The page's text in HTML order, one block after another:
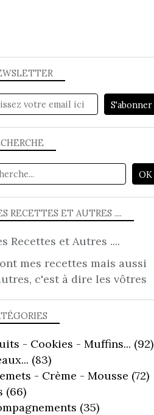
TARTE SUCRÉE
RECETTES ET AUTRES ....
mes recettes mais aussi
c'est à dire les vôtres
- Cookies - Muffins... (92)
(83)
- Crème - Mousse (72)
(66)
(35)